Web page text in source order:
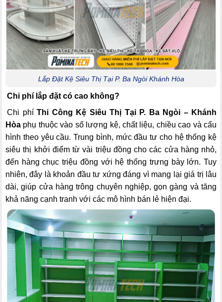
Lắp Đặt Kệ Siêu Thị Tại P. Ba Ngòi Khánh Hòa
Chi phí lắp đặt có cao không?
Chi phí Thi Công Kệ Siêu Thị Tại P. Ba Ngòi – Khánh
Hòa phụ thuộc vào số lượng kệ, chất liệu, chiều cao và cấu
hình theo yêu cầu. Trung bình, mức đầu tư cho hệ thống kệ
siêu thị khởi điểm từ vài triệu đồng cho các cửa hàng nhỏ,
đến hàng chục triệu đồng với hệ thống trưng bày lớn. Tuy
nhiên, đây là khoản đầu tư xứng đáng vì mang lại giá trị lâu
dài, giúp cửa hàng trông chuyên nghiệp, gọn gàng và tăng
khả năng cạnh tranh với các mô hình bán lẻ hiện đại.